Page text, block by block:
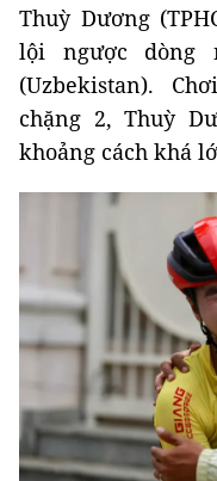
Thuỳ Dương
lội ngược dòng
(Uzbekistan).
chặng 2, Thuỳ
khoảng cách khá